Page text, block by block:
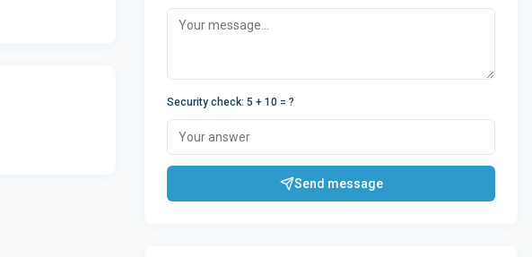
Security check: 5 + 10 = ?
Send message